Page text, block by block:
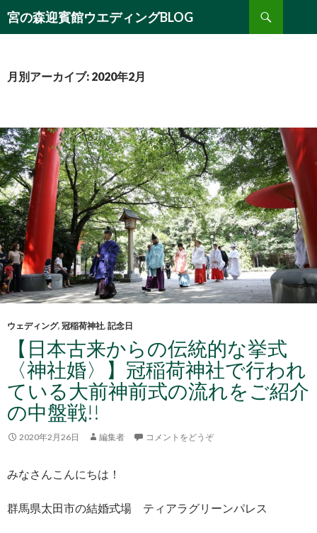
宮の森迎賓館ウエディングBLOG
検
索
ン
動
月別アーカイブ: 2020年2月
ウェディング, 冠稲荷神社, 記念日
【日本古来からの伝統的な挙式
〈神社婚〉】冠稲荷神社で行われ
ている大前神前式の流れをご紹介
の中盤戦!!
2020年2月26日 編集者 コメントをどうぞ
みなさんこんにちは！
群馬県太田市の結婚式場 ティアラグリーンパレス